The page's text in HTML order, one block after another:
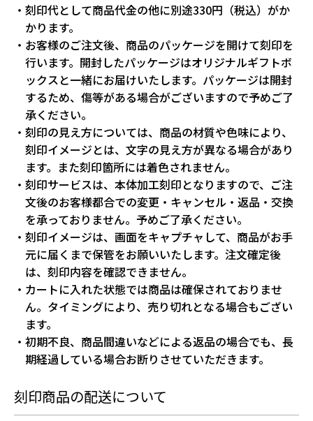
刻印代として商品代金の他に別途330円（税込）がか
かります。
お客様のご注文後、商品のパッケージを開けて刻印を
行います。開封したパッケージはオリジナルギフトボ
ックスと一緒にお届けいたします。パッケージは開封
するため、傷等がある場合がございますので予めご了
承ください。
刻印の見え方については、商品の材質や色味により、
刻印イメージとは、文字の見え方が異なる場合があり
ます。また刻印箇所には着色されません。
刻印サービスは、本体加工刻印となりますので、ご注
文後のお客様都合での変更・キャンセル・返品・交換
を承っておりません。予めご了承ください。
刻印イメージは、画面をキャプチャして、商品がお手
元に届くまで保管をお願いいたします。注文確定後
は、刻印内容を確認できません。
カートに入れた状態では商品は確保されておりませ
ん。タイミングにより、売り切れとなる場合もござい
ます。
初期不良、商品間違いなどによる返品の場合でも、長
期経過している場合お断りさせていただきます。
刻印商品の配送について